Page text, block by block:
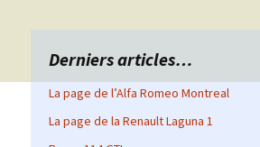
Derniers articles…
La page de l’Alfa Romeo Montreal
La page de la Renault Laguna 1